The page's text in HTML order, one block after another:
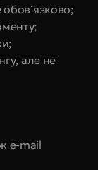
але не
e-mail